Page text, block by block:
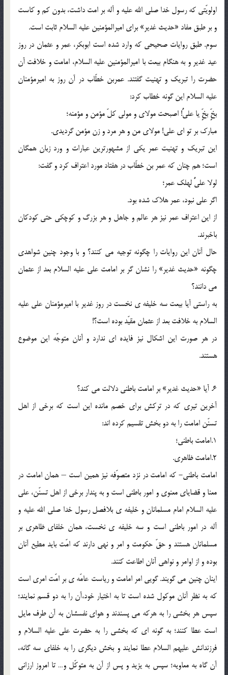
اولويّتي كه رسول خدا صلي الله عليه و آله بر امت داشت، بدون كم و كاست
و بر طبق مفاد «حديث غدير» براي اميرالمؤمنين عليه السلام ثابت است.
سوم. طبق روايات صحيحي كه وارد شده است ابوبكر، عمر و عثمان در روز
عيد غدير و به هنگام بيعت با اميرالمؤمنين عليه السلام، امامت و خلافت آن
حضرت را تبريك و تهنيت گفتند. عمربن خطّاب در آن روز به اميرمؤمنان
عليه السلام اين گونه خطاب كرد:
بخٍّ بخٍّ يا عليُّ! اصبحت مولاي و مولي كلّ مؤمن و مؤمنه؛
مبارك بر تو اي علي! مولاي من و هر مرد و زن مؤمن گرديدي.
اين تبريك و تهنيت عمر يكي از مشهورترين عبارات و ورد زبان همگان
است؛ هم چنان كه عمر بن خطّاب در هفتاد مورد اعتراف كرد و گفت:
لولا عليُّ لهلك عمر؛
اگر علي نبود، عمر هلاك شده بود.
از اين اعتراف عمر نيز هر عالم و جاهل و هر بزرگ و كوچكي حتي كودكان
باخبرند.
حال آنان اين روايات را چگونه توجيه مي كنند؟ و با وجود چنين شواهدي
چگونه «حديث غدير» را نشان گر بر امامت علي عليه السلام بعد از عثمان
مي دانند؟
به راستي آيا بيعت سه خليفه ي نخست در روز غدير با اميرمؤمنان علي عليه
السلام به خلافت بعد از عثمان مقيّد بوده است؟!
در هر صورت اين اشكال نيز فايده اي ندارد و آنان متوجّه اين موضوع
هستند.
6. آيا «حديث غدير» بر امامت باطني دلالت مي كند؟
آخرين تيري كه در تركش براي خصم مانده اين است كه برخي از اهل
تسنّن امامت را به دو بخش تقسيم كرده اند:
1.امامت باطني؛
2.امامت ظاهري.
امامت باطني- كه امامت در نزد متصوّفه نيز همين است – همان امامت در
معنا و قضاياي معنوي و امور باطني است و به پندار برخي از اهل تسنّن، علي
عليه السلام امام مسلمانان و خليفه ي بلافصل رسول خدا صلي الله عليه و
آله در امور باطني است و سه خليفه ي نخست، همان خلفاي ظاهري بر
مسلمانان هستند و حقّ حكومت و امر و نهي دارند كه امّت بايد مطيع آنان
بوده و از اوامر و نواهي آنان اطاعت كنند.
اينان چنين مي گويند. گويي امر امامت و رياست عامّه ي بر امّت امري است
كه به نظر آنان موكول شده است تا به اختيار خود،آن را به دو قسم نمايند؛
سپس هر بخشي را به هركه مي پسندند و هواي نفسشان به آن طرف مايل
است عطا كنند؛ به گونه اي كه بخشي را به حضرت علي عليه السلام و
فرزندانش عليهم السلام عطا نمايند و بخش ديگري را به خلفاي سه گانه،
آن گاه به معاويه؛ سپس به يزيد و پس از آن به متوكّل و… تا امروز ارزاني